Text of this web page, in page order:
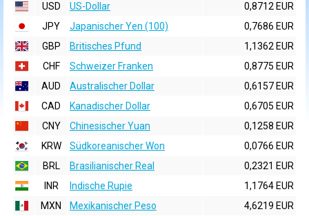
USD
US-Dollar
0,8712 EUR
JPY
Japanischer Yen (100)
0,7686 EUR
GBP
Britisches Pfund
1,1362 EUR
CHF
Schweizer Franken
0,8775 EUR
AUD
Australischer Dollar
0,6157 EUR
CAD
Kanadischer Dollar
0,6705 EUR
CNY
Chinesischer Yuan
0,1258 EUR
KRW
Südkoreanischer Won
0,0766 EUR
BRL
Brasilianischer Real
0,2321 EUR
INR
Indische Rupie
1,1764 EUR
MXN
Mexikanischer Peso
4,6219 EUR